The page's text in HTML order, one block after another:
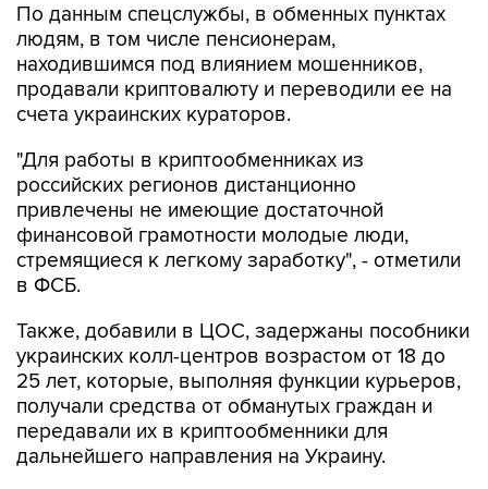
По данным спецслужбы, в обменных пунктах
людям, в том числе пенсионерам,
находившимся под влиянием мошенников,
продавали криптовалюту и переводили ее на
счета украинских кураторов.
"Для работы в криптообменниках из
российских регионов дистанционно
привлечены не имеющие достаточной
финансовой грамотности молодые люди,
стремящиеся к легкому заработку", - отметили
в ФСБ.
Также, добавили в ЦОС, задержаны пособники
украинских колл-центров возрастом от 18 до
25 лет, которые, выполняя функции курьеров,
получали средства от обманутых граждан и
передавали их в криптообменники для
дальнейшего направления на Украину.